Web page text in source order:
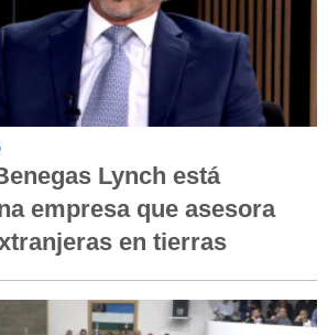
Lynch está
empresa que asesora
en tierras